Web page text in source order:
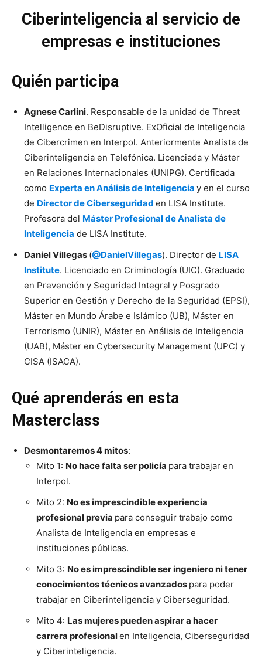
Ciberinteligencia al servicio de
empresas e instituciones
Quién participa
Agnese Carlini. Responsable de la unidad de Threat
Intelligence en BeDisruptive. ExOficial de Inteligencia
de Cibercrimen en Interpol. Anteriormente Analista de
Ciberinteligencia en Telefónica. Licenciada y Máster
en Relaciones Internacionales (UNIPG). Certificada
como Experta en Análisis de Inteligencia y en el curso
de Director de Ciberseguridad en LISA Institute.
Profesora del Máster Profesional de Analista de
Inteligencia de LISA Institute.
Daniel Villegas (@DanielVillegas). Director de LISA
Institute. Licenciado en Criminología (UIC). Graduado
en Prevención y Seguridad Integral y Posgrado
Superior en Gestión y Derecho de la Seguridad (EPSI),
Máster en Mundo Árabe e Islámico (UB), Máster en
Terrorismo (UNIR), Máster en Análisis de Inteligencia
(UAB), Máster en Cybersecurity Management (UPC) y
CISA (ISACA).
Qué aprenderás en esta
Masterclass
Desmontaremos 4 mitos:
Mito 1: No hace falta ser policía para trabajar en
Interpol.
Mito 2: No es imprescindible experiencia
profesional previa para conseguir trabajo como
Analista de Inteligencia en empresas e
instituciones públicas.
Mito 3: No es imprescindible ser ingeniero ni tener
conocimientos técnicos avanzados para poder
trabajar en Ciberinteligencia y Ciberseguridad.
Mito 4: Las mujeres pueden aspirar a hacer
carrera profesionalen Inteligencia, Ciberseguridad
y Ciberinteligencia.